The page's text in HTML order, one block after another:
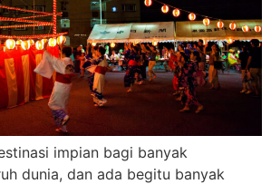
impian bagi banyak
dunia, dan ada begitu banyak